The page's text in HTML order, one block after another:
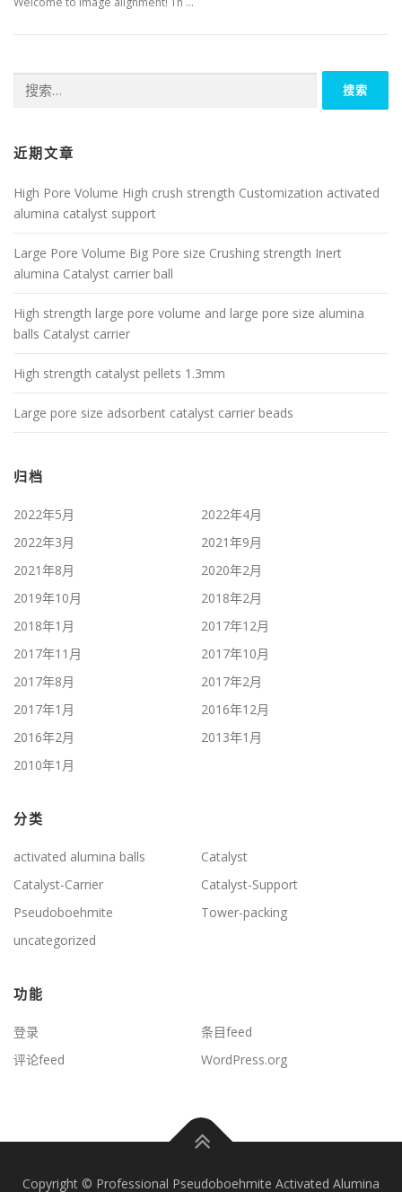
索：
近期文章
High Pore Volume High crush strength Customization activated
alumina catalyst support
Large Pore Volume Big Pore size Crushing strength Inert
alumina Catalyst carrier ball
High strength large pore volume and large pore size alumina
balls Catalyst carrier
High strength catalyst pellets 1.3mm
Large pore size adsorbent catalyst carrier beads
归档
2022年5月
2022年4月
2022年3月
2021年9月
2021年8月
2020年2月
2019年10月
2018年2月
2018年1月
2017年12月
2017年11月
2017年10月
2017年8月
2017年2月
2017年1月
2016年12月
2016年2月
2013年1月
2010年1月
分类
activated alumina balls
Catalyst
Catalyst-Carrier
Catalyst-Support
Pseudoboehmite
Tower-packing
uncategorized
功能
登录
条目feed
评论feed
WordPress.org
Copyright © Professional Pseudoboehmite Activated Alumina